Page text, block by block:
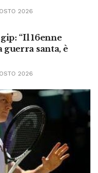
2026
“Il 16enne
santa, è
2026